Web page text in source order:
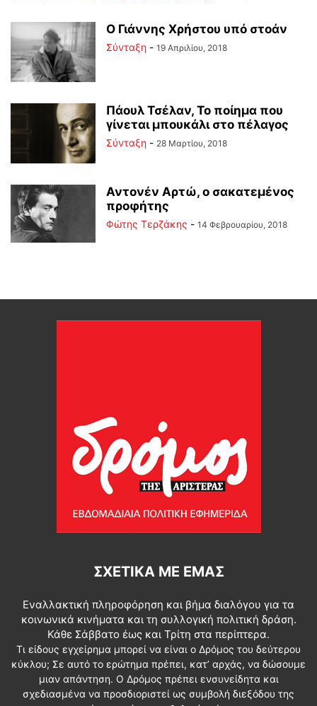
Ο Γιάννης Χρήστου υπό στοάν
Σύνταξη - 19 Απριλίου, 2018
Πάουλ Τσέλαν, Το ποίημα που
γίνεται μπουκάλι στο πέλαγος
Σύνταξη - 28 Μαρτίου, 2018
Αντονέν Αρτώ, ο σακατεμένος
προφήτης
Φώτης Τερζάκης - 14 Φεβρουαρίου, 2018
ΣΧΕΤΙΚΆ ΜΕ ΕΜΆΣ
Εναλλακτική πληροφόρηση και βήμα διαλόγου για τα
κοινωνικά κινήματα και τη συλλογική πολιτική δράση.
Κάθε Σάββατο έως και Τρίτη στα περίπτερα.
Τι είδους εγχείρημα μπορεί να είναι ο Δρόμος του δεύτερου
κύκλου; Σε αυτό το ερώτημα πρέπει, κατ’ αρχάς, να δώσουμε
μιαν απάντηση. Ο Δρόμος πρέπει ενσυνείδητα και
σχεδιασμένα να προσδιοριστεί ως συμβολή διεξόδου της